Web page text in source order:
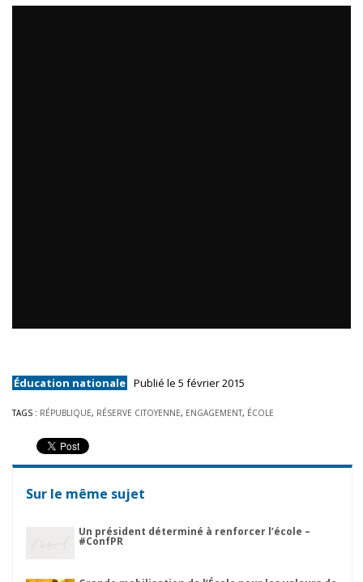
Éducation nationale Publié le 5 février 2015
TAGS : RÉPUBLIQUE, RÉSERVE CITOYENNE, ENGAGEMENT, ÉCOLE
Sur le même sujet
Un président déterminé à renforcer l’école –
#ConfPR